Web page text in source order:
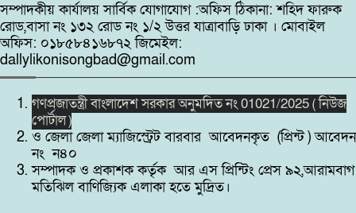
সম্পাদকীয় কার্যালয় সার্বিক যোগাযোগ :অফিস ঠিকানা: শহিদ ফারুক
রোড,বাসা নং ১৩২ রোড নং ১/২ উত্তর যাত্রাবাড়ি ঢাকা । মোবাইল
অফিস: ০১৮৫৮৪১৬৮৭২ জিমেইল:
dallylikonisongbad@gmail.com
গণপ্রজাতন্ত্রী বাংলাদেশ সরকার অনুমদিত নং 01021/2025 ( নিউজ
পোর্টাল )
ও জেলা জেলা ম্যাজিস্ট্রেট বারবার আবেদনকৃত (প্রিন্ট ) আবেদন
নং ন৪০
সম্পাদক ও প্রকাশক কর্তৃক আর এস প্রিন্টিং প্রেস ৯২,আরামবাগ
মতিঝিল বাণিজ্যিক এলাকা হতে মুদ্রিত।